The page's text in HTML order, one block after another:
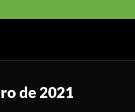
de 2021